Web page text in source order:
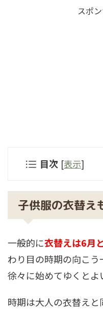
スポ
目次 [表示]
子供服の衣替え
一般的に衣替えは6月
わり目の時期の向こう
徐々に始めてゆくとよ
時期は大人の衣替えと